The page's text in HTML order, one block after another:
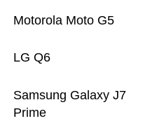
Samsung Galaxy J7
Prime
LG Q6
Motorola Moto G5